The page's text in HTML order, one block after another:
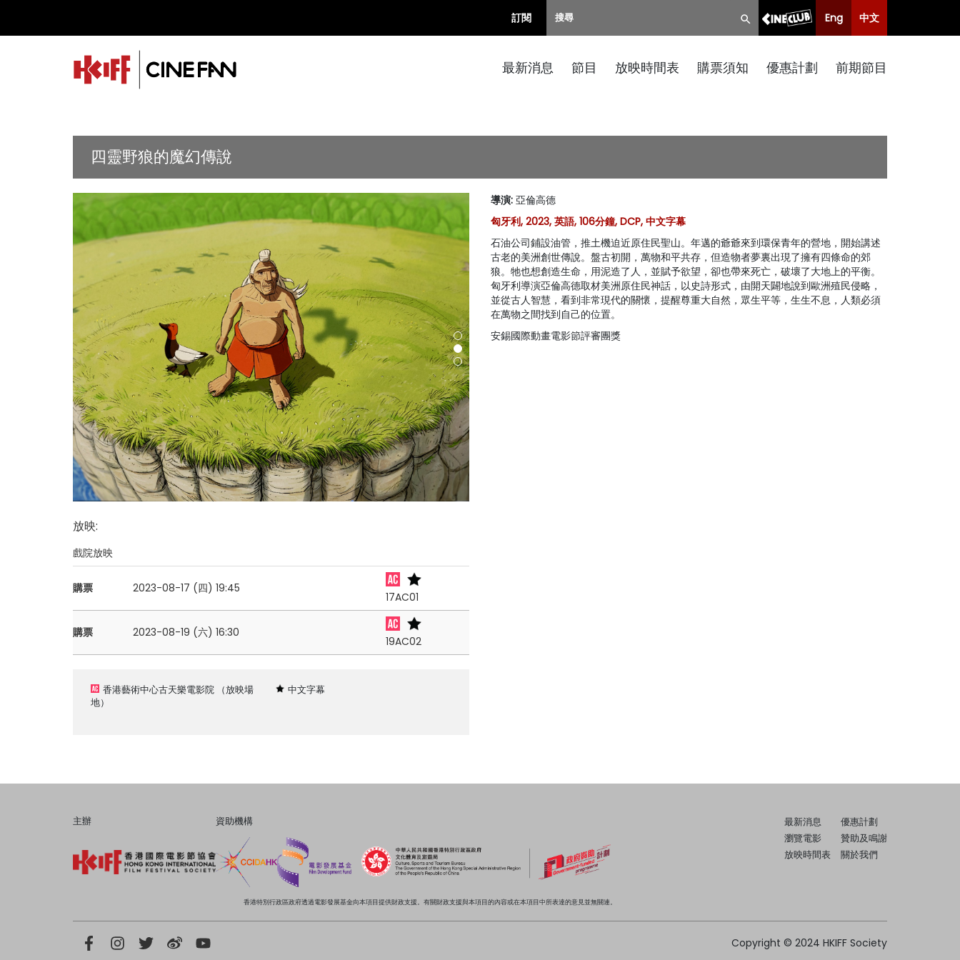
訂閱 Eng 中文
最新消息 節目 放映時間表 購票須知 優惠計劃 前期節目
四靈野狼的魔幻傳說
導演: 亞倫高德
匈牙利, 2023, 英語, 106分鐘, DCP, 中文字幕
石油公司鋪設油管，推土機迫近原住民聖山。年邁的爺爺來到環保青年的營地，開始講述
古老的美洲創世傳說。盤古初開，萬物和平共存，但造物者夢裏出現了擁有四條命的郊
狼。牠也想創造生命，用泥造了人，並賦予欲望，卻也帶來死亡，破壞了大地上的平衡。
匈牙利導演亞倫高德取材美洲原住民神話，以史詩形式，由開天闢地說到歐洲殖民侵略，
並從古人智慧，看到非常現代的關懷，提醒尊重大自然，眾生平等，生生不息，人類必須
在萬物之間找到自己的位置。
安錫國際動畫電影節評審團獎
放映:
戲院放映
購票 2023-08-17 (四) 19:45
17AC01
購票 2023-08-19 (六) 16:30
19AC02
香港藝術中心古天樂電影院 （放映場
地）
中文字幕
主辦 資助機構
最新消息
瀏覽電影
放映時間表
優惠計劃
贊助及鳴謝
關於我們
香港特別行政區政府透過電影發展基金向本項目提供財政支援。有關財政支援與本項目的內容或在本項目中所表達的意見並無關連。
Copyright © 2024 HKIFF Society